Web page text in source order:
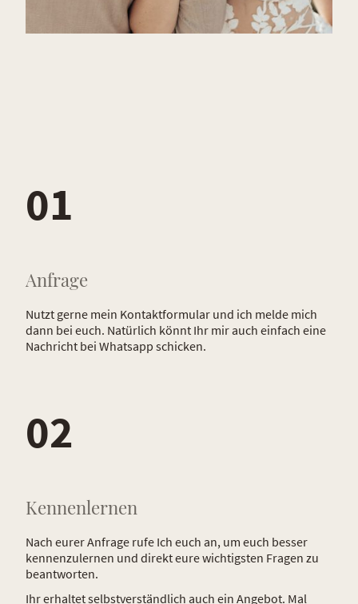
01
Anfrage
Nutzt gerne mein Kontaktformular und ich melde mich
dann bei euch. Natürlich könnt Ihr mir auch einfach eine
Nachricht bei Whatsapp schicken.
02
Kennenlernen
Nach eurer Anfrage rufe Ich euch an, um euch besser
kennenzulernen und direkt eure wichtigsten Fragen zu
beantworten.
Ihr erhaltet selbstverständlich auch ein Angebot. Mal